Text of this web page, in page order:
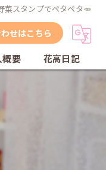
スタンプでペタペタ🥕
せはこちら
概要 花高日記